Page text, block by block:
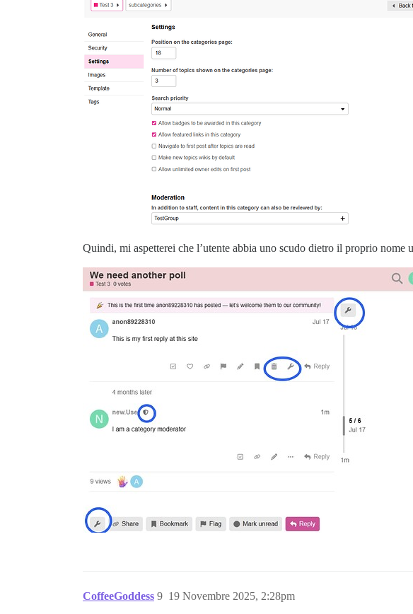
Quindi, mi aspetterei che l’utente abbia uno scudo dietro il proprio nome
CoffeeGoddess 19 Novembre 2025, 2:28pm
9